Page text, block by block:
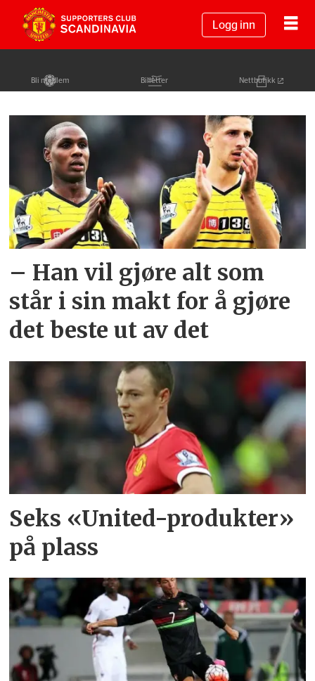
Logg inn
Bli medlem Billetter Nettbutikk
Tag:
craig
cathcart
– Han vil gjøre alt som
står i sin makt for å gjøre
det beste ut av det
Seks «United-produkter»
på plass